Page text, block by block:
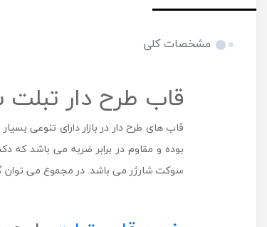
مشخصات کلی
قاب طرح دار
بوده و مقاوم در برابر ضربه می باشد
سوکت شارژر می باشد. در مجموع می توان